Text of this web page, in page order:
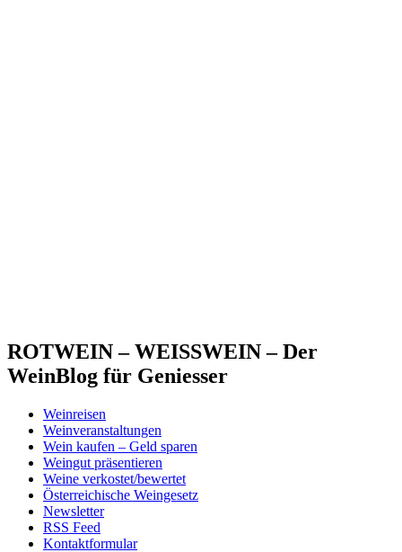
ROTWEIN – WEISSWEIN – Der
WeinBlog für Geniesser
Weinreisen
Weinveranstaltungen
Wein kaufen – Geld sparen
Weingut präsentieren
Weine verkostet/bewertet
Österreichische Weingesetz
Newsletter
RSS Feed
Kontaktformular